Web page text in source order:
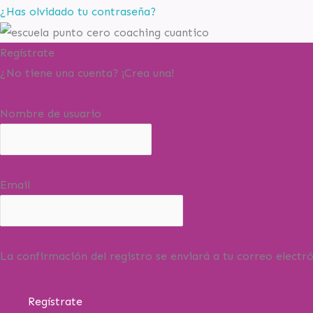
¿Has olvidado tu contraseña?
Regístrate
¿No tiene una cuenta? ¡Crea una!
Nombre de usuario
Email
La confirmación del registro se enviará a tu correo